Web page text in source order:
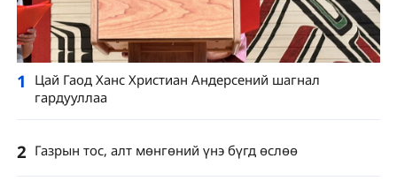
1
Цай Гаод Ханс Христиан Андерсений шагнал
гардууллаа
2 Газрын тос, алт мөнгөний үнэ бүгд өслөө